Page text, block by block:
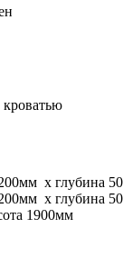
х глубина
х глубина
1900мм